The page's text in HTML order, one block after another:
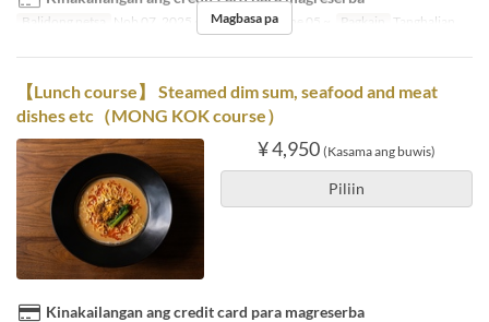
Balidong petsa Nob 07, 2025 ~ Dis 26, 2025, Ene 05 ~ Pagkain Tanghalian
Magbasa pa
【Lunch course】 Steamed dim sum, seafood and meat
dishes etc（MONG KOK course）
¥ 4,950 (Kasama ang buwis)
Piliin
Kinakailangan ang credit card para magreserba